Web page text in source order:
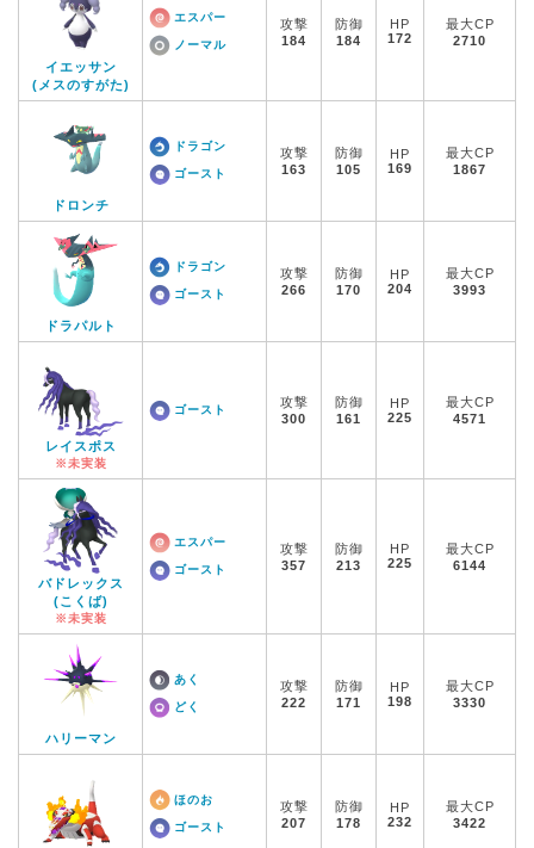
イエッサン
(メスのすがた)
エスパー
ノーマル
攻撃
184
防御
184
HP
172
最大CP
2710
ドロンチ
ドラゴン
ゴースト
攻撃
163
防御
105
HP
169
最大CP
1867
ドラパルト
ドラゴン
ゴースト
攻撃
266
防御
170
HP
204
最大CP
3993
レイスポス
※未実装
ゴースト
攻撃
300
防御
161
HP
225
最大CP
4571
バドレックス
(こくば)
※未実装
エスパー
ゴースト
攻撃
357
防御
213
HP
225
最大CP
6144
ハリーマン
あく
どく
攻撃
222
防御
171
HP
198
最大CP
3330
ほのお
ゴースト
攻撃
207
防御
178
HP
232
最大CP
3422